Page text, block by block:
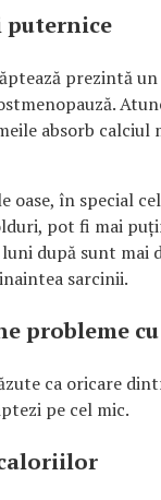
puternice
prezintă
absorb calciul
oase, în special
pot fi mai
luni după sunt mai
sarcinii.
probleme
ca oricare
pe cel mic.